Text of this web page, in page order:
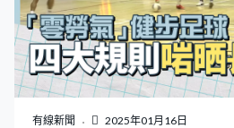
我哋買埋（保險），自己加落去㗎
㗎。」 王太的行李箱約三處地方
絡保險公司索償，對方當時表明
銷，而最高限額為2,000元。最終
李箱，並由Kathy根據指示上網提
個月仍未有消息。Kathy致電查詢
有線新聞 2025年01月16日